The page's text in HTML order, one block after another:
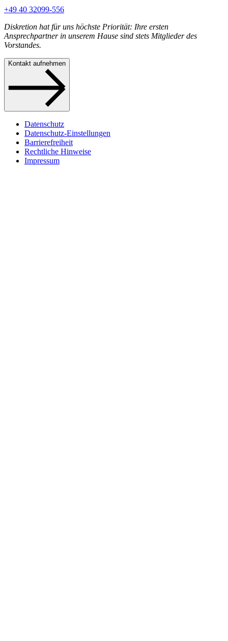
+49 40 32099-556
Diskretion hat für uns höchste Priorität: Ihre ersten
Ansprechpartner in unserem Hause sind stets Mitglieder des
Vorstandes.
Kontakt aufnehmen
Datenschutz
Datenschutz-Einstellungen
Barrierefreiheit
Rechtliche Hinweise
Impressum